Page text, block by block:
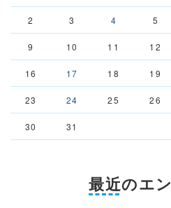
2 3 4 5
9 10 11 12
16 17 18 19
23 24 25 26
30 31
最近のエ